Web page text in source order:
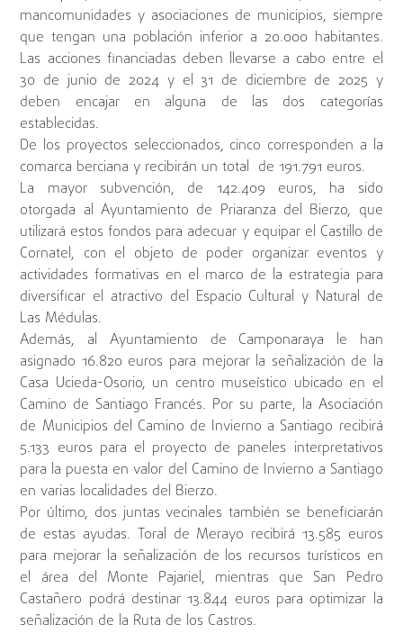
mancomunidades y asociaciones de municipios, siempre
que tengan una población inferior a 20.000 habitantes.
Las acciones financiadas deben llevarse a cabo entre el
30 de junio de 2024 y el 31 de diciembre de 2025 y
deben encajar en alguna de las dos categorías
establecidas.
De los proyectos seleccionados, cinco corresponden a la
comarca berciana y recibirán un total de 191.791 euros.
La mayor subvención, de 142.409 euros, ha sido
otorgada al Ayuntamiento de Priaranza del Bierzo, que
utilizará estos fondos para adecuar y equipar el Castillo de
Cornatel, con el objeto de poder organizar eventos y
actividades formativas en el marco de la estrategia para
diversificar el atractivo del Espacio Cultural y Natural de
Las Médulas.
Además, al Ayuntamiento de Camponaraya le han
asignado 16.820 euros para mejorar la señalización de la
Casa Ucieda-Osorio, un centro museístico ubicado en el
Camino de Santiago Francés. Por su parte, la Asociación
de Municipios del Camino de Invierno a Santiago recibirá
5.133 euros para el proyecto de paneles interpretativos
para la puesta en valor del Camino de Invierno a Santiago
en varias localidades del Bierzo.
Por último, dos juntas vecinales también se beneficiarán
de estas ayudas. Toral de Merayo recibirá 13.585 euros
para mejorar la señalización de los recursos turísticos en
el área del Monte Pajariel, mientras que San Pedro
Castañero podrá destinar 13.844 euros para optimizar la
señalización de la Ruta de los Castros.